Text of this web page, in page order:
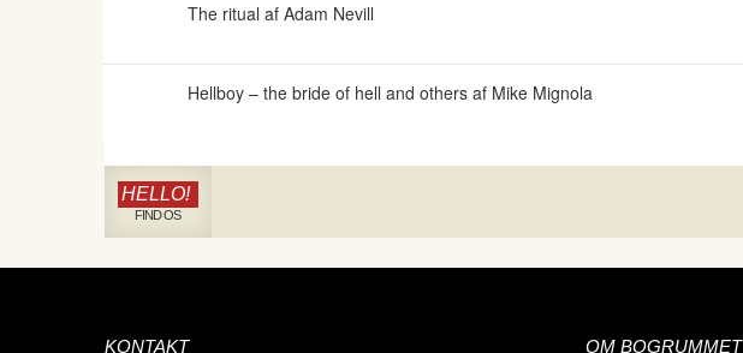
The ritual af Adam Nevill
Hellboy – the bride of hell and others af Mike Mignola
HELLO!
FIND OS
KONTAKT OM BOGRUMMET